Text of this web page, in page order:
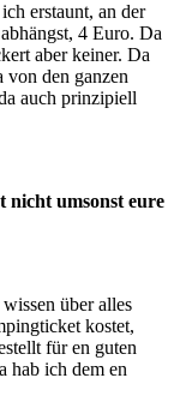
erstaunt, an der
4 Euro. Da
aber keiner. Da
den ganzen
auch prinzipiell
umsonst eure
über alles
kostet,
für en guten
hab ich dem en